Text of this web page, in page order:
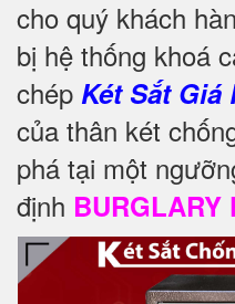
cho quý khách
bị hệ thống khoá
chép Két Sắt Giá
của thân két
phá tại một
định BURGLARY